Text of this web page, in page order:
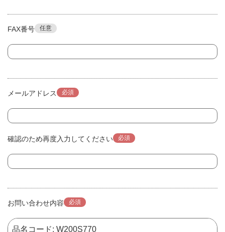
FAX番号 任意
メールアドレス 必須
確認のため再度入力してください 必須
お問い合わせ内容 必須